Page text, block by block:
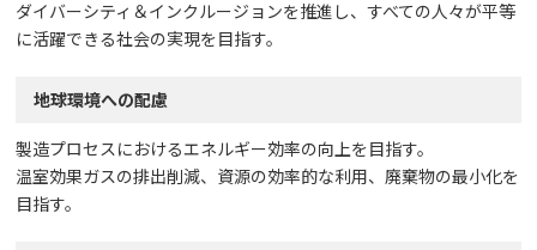
ダイバーシティ＆インクルージョンを推進し、すべての人々が平等
に活躍できる社会の実現を目指す。
地球環境への配慮
製造プロセスにおけるエネルギー効率の向上を目指す。
温室効果ガスの排出削減、資源の効率的な利用、廃棄物の最小化を
目指す。